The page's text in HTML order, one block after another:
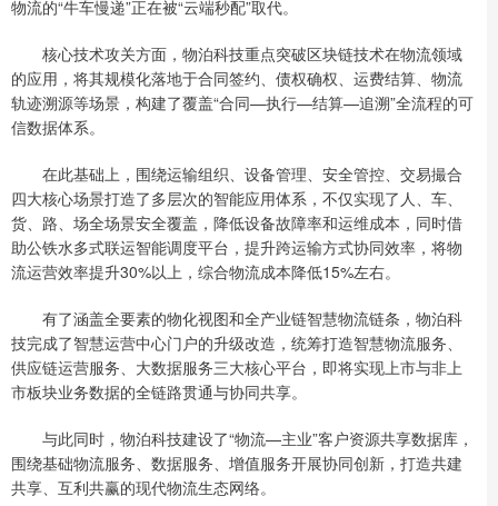
物流的“牛车慢递”正在被“云端秒配”取代。
核心技术攻关方面，物泊科技重点突破区块链技术在物流领域
的应用，将其规模化落地于合同签约、债权确权、运费结算、物流
轨迹溯源等场景，构建了覆盖“合同—执行—结算—追溯”全流程的可
信数据体系。
在此基础上，围绕运输组织、设备管理、安全管控、交易撮合
四大核心场景打造了多层次的智能应用体系，不仅实现了人、车、
货、路、场全场景安全覆盖，降低设备故障率和运维成本，同时借
助公铁水多式联运智能调度平台，提升跨运输方式协同效率，将物
流运营效率提升30%以上，综合物流成本降低15%左右。
有了涵盖全要素的物化视图和全产业链智慧物流链条，物泊科
技完成了智慧运营中心门户的升级改造，统筹打造智慧物流服务、
供应链运营服务、大数据服务三大核心平台，即将实现上市与非上
市板块业务数据的全链路贯通与协同共享。
与此同时，物泊科技建设了“物流—主业”客户资源共享数据库，
围绕基础物流服务、数据服务、增值服务开展协同创新，打造共建
共享、互利共赢的现代物流生态网络。